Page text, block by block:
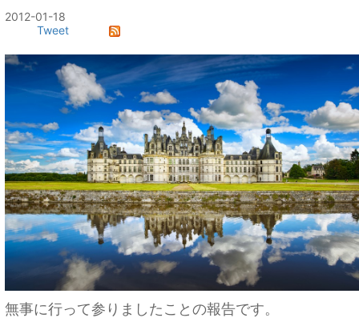
2012-01-18
Tweet
無事に行って参りましたことの報告です。